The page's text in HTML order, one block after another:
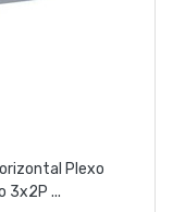
Plexo
3x2P ...